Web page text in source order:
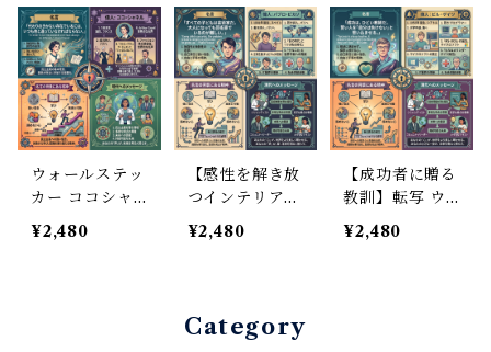
し 高質感 30×5
0cm
トーン 30×50c
m
rth Beast]
ウォールステッ
カー ココシャ
ネル 名言 英語
個性 ファッシ
¥2,480
【感性を解き放
つインテリア】
ウォールステッ
カー ピカソ 英
感なし 30×50c
m
¥2,480
【成功者に贈る
教訓】転写 ウ
ォールステッカ
ー ビルゲイツ
¥2,480
Category